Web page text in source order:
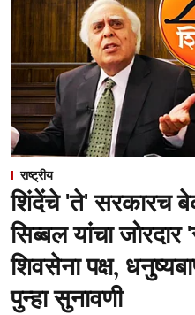
राष्ट्रीय
शिंदेंचे 'ते' सरकारच
सिब्बल यांचा जोरदार
शिवसेना पक्ष,
पुन्हा सुनावणी